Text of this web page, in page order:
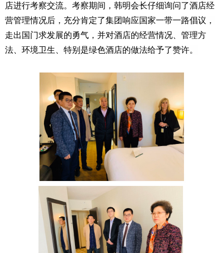
店进行考察交流。 考察期间，韩明会长仔细询问了酒店经
营管理情况后，充分肯定了集团响应国家一带一路倡议，
走出国门求发展的勇气，并对酒店的经营情况、管理方
法、环境卫生、特别是绿色酒店的做法给予了赞许。